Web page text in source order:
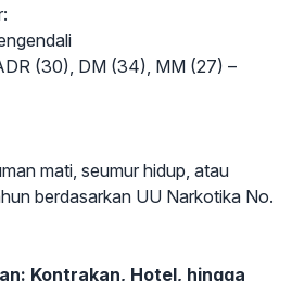
(30), DM (34), MM (27) –
mati, seumur hidup, atau
berdasarkan UU Narkotika No.
Kontrakan, Hotel, hingga